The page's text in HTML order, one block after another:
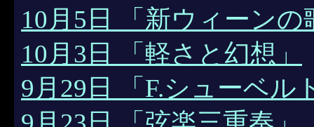
10月5日 「新ウィーンの
10月3日 「軽さと幻想」
9月29日 「F.シューベル